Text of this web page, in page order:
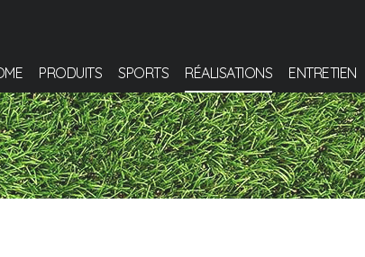
PRODUITS SPORTS RÉALISATIONS ENTRETIEN